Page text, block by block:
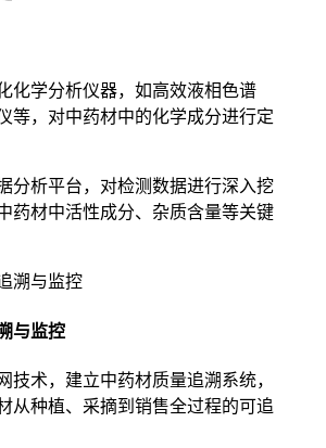
化学分析仪器，如高效液相色谱
等，对中药材中的化学成分进行定
分析平台，对检测数据进行深入挖
药材中活性成分、杂质含量等关键
与监控
技术，建立中药材质量追溯系统，
从种植、采摘到销售全过程的可追